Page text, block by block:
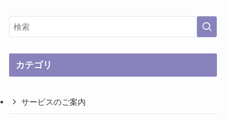
カテゴリ
サービスのご案内